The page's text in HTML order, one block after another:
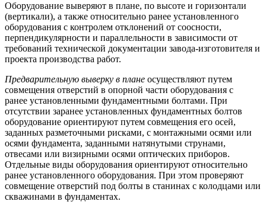
Оборудование выверяют в плане, по высоте и горизонтали
(вертикали), а также относительно ранее установленного
оборудования с контролем отклонений от соосности,
перпендикулярности и параллельности в зависимости от
требований технической документации завода-изготовителя и
проекта производства работ.
Предварительную выверку в плане осуществляют путем
совмещения отверстий в опорной части оборудования с
ранее установленными фундаментными болтами. При
отсутствии заранее установленных фундаментных болтов
оборудование ориентируют путем совмещения его осей,
заданных разметочными рисками, с монтажными осями или
осями фундамента, заданными натянутыми струнами,
отвесами или визирными осями оптических приборов.
Отдельные виды оборудования ориентируют относительно
ранее установленного оборудования. При этом проверяют
совмещение отверстий под болты в станинах с колодцами или
скважинами в фундаментах.